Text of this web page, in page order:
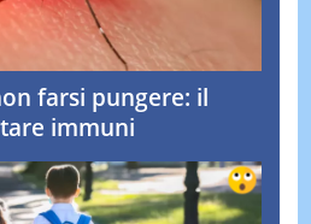
farsi pungere: il
immuni